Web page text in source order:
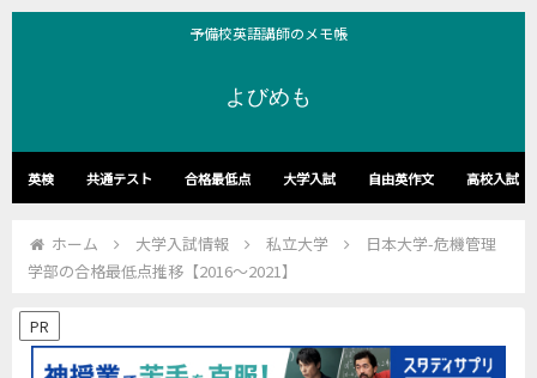
予備校英語講師のメモ帳
よびめも
英検 共通テスト 合格最低点 大学入試 自由英作文 高校入試
ホーム 大学入試情報 私立大学
日本大学-危機管理
学部の合格最低点推移【2016～2021】
PR